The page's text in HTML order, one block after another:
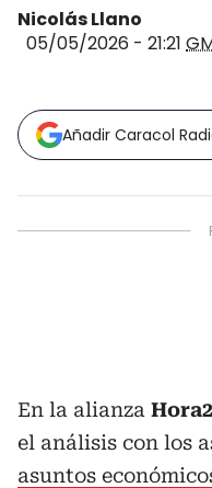
Nicolás Llano
05/05/2026 - 21:21
Añadir Caracol
En la alianza
el análisis con los
asuntos